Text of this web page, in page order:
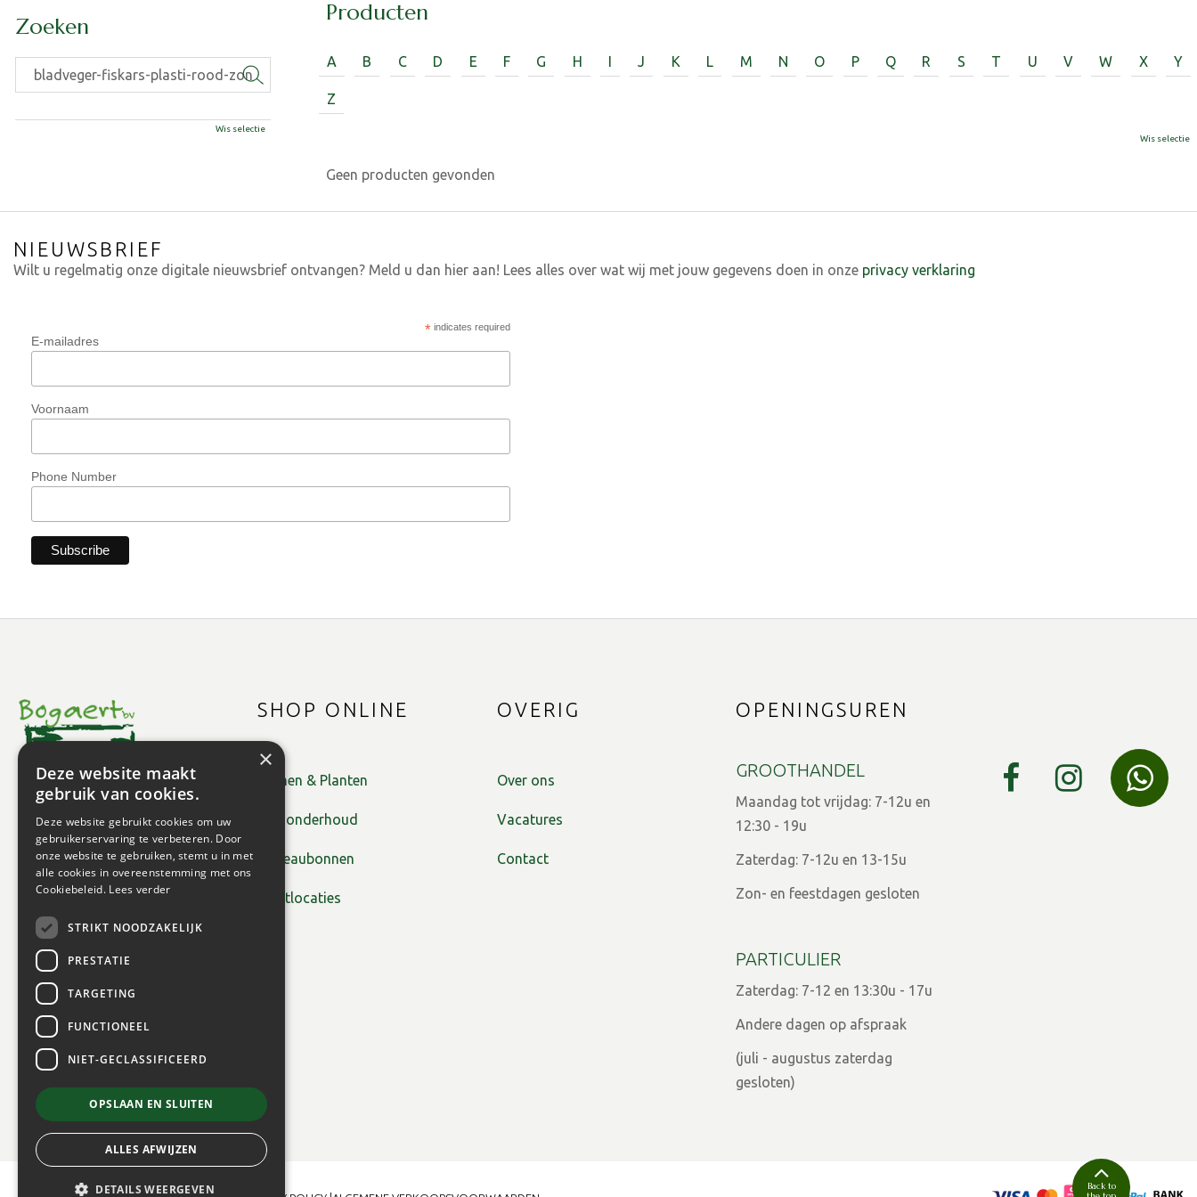
Producten
A B C D E F G H I J K L M N O P Q R S T U V W X Y
Z
Wis selectie
Geen producten gevonden
Zoeken
Wis selectie
NIEUWSBRIEF
Wilt u regelmatig onze digitale nieuwsbrief ontvangen? Meld u dan hier aan! Lees alles over wat wij met jouw gegevens doen in onze privacy verklaring
*indicates required
E-mailadres
Voornaam
Phone Number
SHOP ONLINE
Bomen & Planten
Tuinonderhoud
Cadeaubonnen
Plantlocaties
OVERIG
Over ons
Vacatures
Contact
OPENINGSUREN
GROOTHANDEL
Maandag tot vrijdag: 7-12u en
12:30 - 19u
Zaterdag: 7-12u en 13-15u
Zon- en feestdagen gesloten
PARTICULIER
Zaterdag: 7-12 en 13:30u - 17u
Andere dagen op afspraak
(juli - augustus zaterdag
gesloten)
Back to
×
Deze website maakt
gebruik van cookies.
Deze website gebruikt cookies om uw
gebruikerservaring te verbeteren. Door
onze website te gebruiken, stemt u in met
alle cookies in overeenstemming met ons
Cookiebeleid. Lees verder
STRIKT NOODZAKELIJK
PRESTATIE
TARGETING
FUNCTIONEEL
NIET-GECLASSIFICEERD
OPSLAAN EN SLUITEN
ALLES AFWIJZEN
DETAILS WEERGEVEN